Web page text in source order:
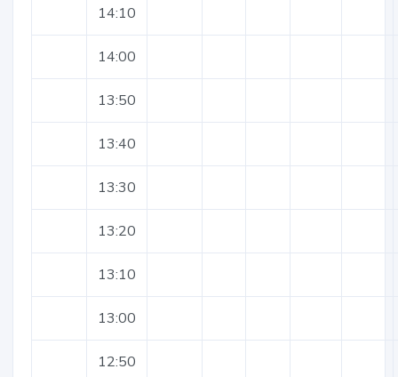
14:10
14:00
13:50
13:40
13:30
13:20
13:10
13:00
12:50